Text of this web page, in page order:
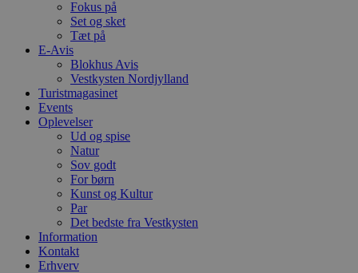
Fokus på
Set og sket
Tæt på
E-Avis
Blokhus Avis
Vestkysten Nordjylland
Turistmagasinet
Events
Oplevelser
Ud og spise
Natur
Sov godt
For børn
Kunst og Kultur
Par
Det bedste fra Vestkysten
Information
Kontakt
Erhverv